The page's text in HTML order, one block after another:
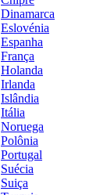
Dinamarca
Eslovénia
Espanha
França
Holanda
Irlanda
Islândia
Itália
Noruega
Polônia
Portugal
Suécia
Suiça